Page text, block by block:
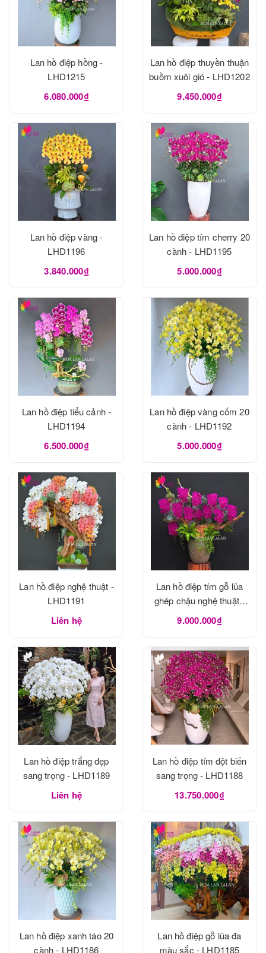
Lan hồ điệp hồng -
LHD1215
6.080.000₫
Lan hồ điệp thuyền thuận
buồm xuôi gió - LHD1202
9.450.000₫
Lan hồ điệp vàng -
LHD1196
3.840.000₫
Lan hồ điệp tím cherry 20
cành - LHD1195
5.000.000₫
Lan hồ điệp tiểu cảnh -
LHD1194
6.500.000₫
Lan hồ điệp vàng cốm 20
cành - LHD1192
5.000.000₫
Lan hồ điệp nghệ thuật -
LHD1191
Liên hệ
Lan hồ điệp tím gỗ lũa
ghép chậu nghệ thuật -
LHD1190
9.000.000₫
Lan hồ điệp trắng đẹp
sang trọng - LHD1189
Liên hệ
Lan hồ điệp tím đột biến
sang trọng - LHD1188
13.750.000₫
Lan hồ điệp xanh táo 20
cành - LHD1186
Lan hồ điệp gỗ lũa đa
màu sắc - LHD1185